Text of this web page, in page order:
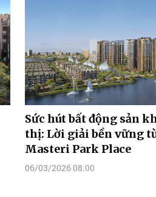
Sức hút bất động sản
thị: Lời giải bền vững
Masteri Park Place
06/03/2026 08:00